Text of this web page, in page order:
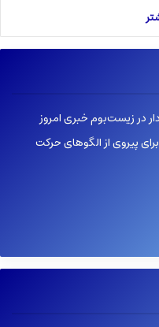
در زیست‌بوم خبری امروز
پیروی از الگوهای حرکت